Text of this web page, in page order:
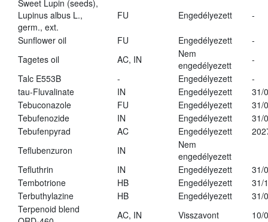
Sweet Lupin (seeds),
Lupinus albus L.,
germ., ext.
FU Engedélyezett -
Sunflower oil FU Engedélyezett
-
Tagetes oil
AC, IN
Nem
engedélyezett
-
Talc E553B
- Engedélyezett
-
tau-Fluvalinate
IN Engedélyezett
31/
Tebuconazole
FU Engedélyezett
31/
Tebufenozide
IN Engedélyezett
31/
Tebufenpyrad
AC Engedélyezett
Teflubenzuron
IN
Nem
engedélyezett
Tefluthrin
IN Engedélyezett
31/
Tembotrione
HB Engedélyezett
31/
Terbuthylazine
HB Engedélyezett
31/
Terpenoid blend
AC, IN Visszavont
10/